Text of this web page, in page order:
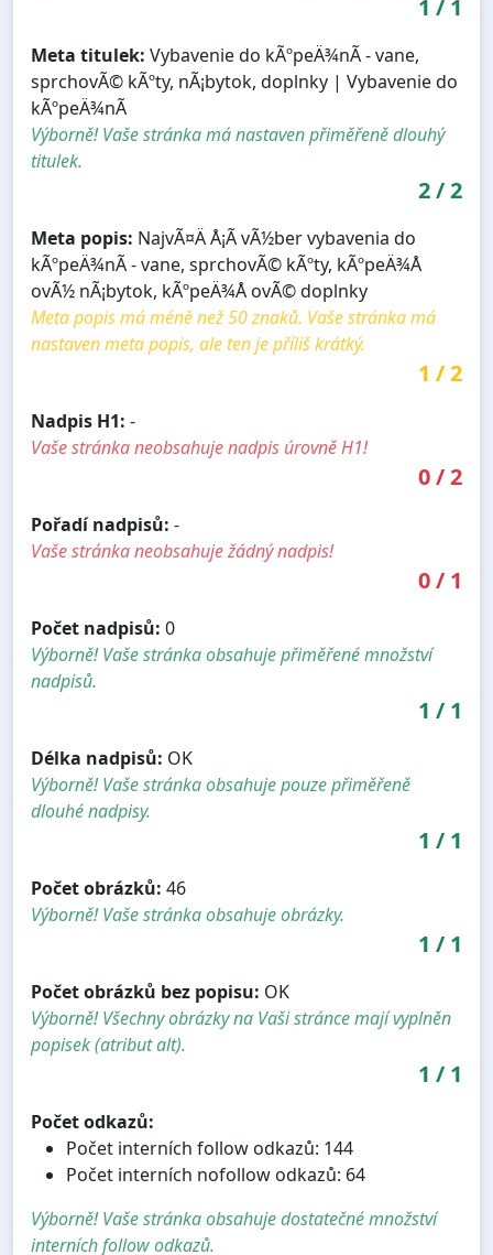
1 / 1
Meta titulek: Vybavenie do kÃºpeÄ¾nÃ­ - vane,
sprchovÃ© kÃºty, nÃ¡bytok, doplnky | Vybavenie do
kÃºpeÄ¾nÃ­
Výborně! Vaše stránka má nastaven přiměřeně dlouhý
titulek.
2/2
Meta popis: NajvÃ¤Ä Å¡Ã­ vÃ½ber vybavenia do
kÃºpeÄ¾nÃ­ - vane, sprchovÃ© kÃºty, kÃºpeÄ¾Å
ovÃ½ nÃ¡bytok, kÃºpeÄ¾Å ovÃ© doplnky
Meta popis má méně než 50 znaků. Vaše stránka má
nastaven meta popis, ale ten je příliš krátký.
1 /2
Nadpis H1: -
Vaše stránka neobsahuje nadpis úrovně H1!
0/2
Pořadí nadpisů: -
Vaše stránka neobsahuje žádný nadpis!
0/ 1
Počet nadpisů: 0
Výborně! Vaše stránka obsahuje přiměřené množství
nadpisů.
1 / 1
Délka nadpisů: OK
Výborně! Vaše stránka obsahuje pouze přiměřeně
dlouhé nadpisy.
1 / 1
Počet obrázků: 46
Výborně! Vaše stránka obsahuje obrázky.
1 / 1
Počet obrázků bez popisu: OK
Výborně! Všechny obrázky na Vaši stránce mají vyplněn
popisek (atribut alt).
1 / 1
Počet odkazů:
Počet interních follow odkazů: 144
Počet interních nofollow odkazů: 64
Výborně! Vaše stránka obsahuje dostatečné množství
interních follow odkazů.